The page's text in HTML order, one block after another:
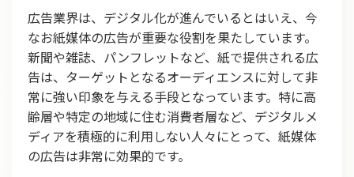
広告業界は、デジタル化が進んでいるとはいえ、今
なお紙媒体の広告が重要な役割を果たしています。
新聞や雑誌、パンフレットなど、紙で提供される広
告は、ターゲットとなるオーディエンスに対して非
常に強い印象を与える手段となっています。特に高
齢層や特定の地域に住む消費者層など、デジタルメ
ディアを積極的に利用しない人々にとって、紙媒体
の広告は非常に効果的です。